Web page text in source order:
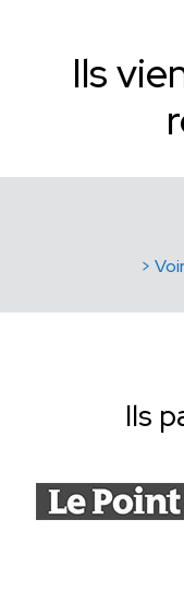
Ils
>
Ils